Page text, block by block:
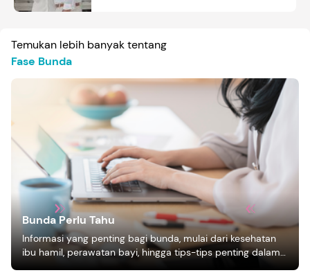
Temukan lebih banyak tentang
Fase Bunda
Bunda Perlu Tahu
Informasi yang penting bagi bunda, mulai dari kesehatan
ibu hamil, perawatan bayi, hingga tips-tips penting dalam